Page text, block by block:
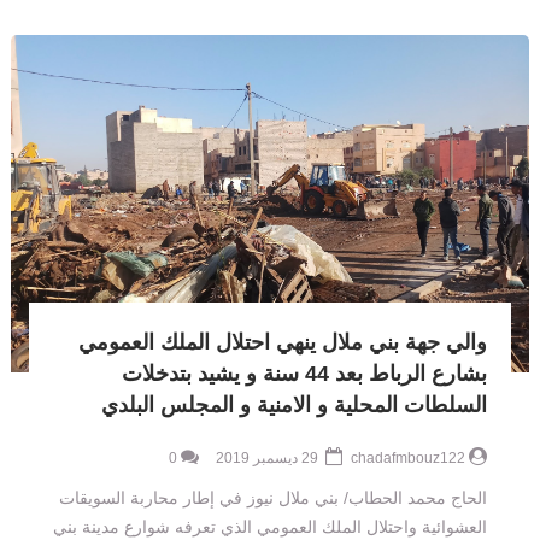
والي جهة بني ملال ينهي احتلال الملك العمومي
بشارع الرباط بعد 44 سنة و يشيد بتدخلات
السلطات المحلية و الامنية و المجلس البلدي
chadafmbouz122
0
الحاج محمد الحطاب/ بني ملال نيوز في إطار محاربة السويقات
العشوائية واحتلال الملك العمومي الذي تعرفه شوارع مدينة بني